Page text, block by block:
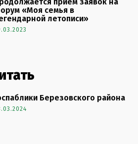
прием заявок на
«Моя семья в
летописи»
Березовского района